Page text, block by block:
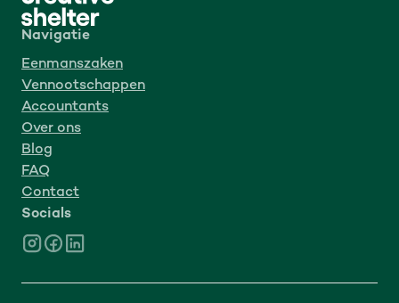
Navigatie
Eenmanszaken
Vennootschappen
Accountants
Over ons
Blog
FAQ
Contact
Socials